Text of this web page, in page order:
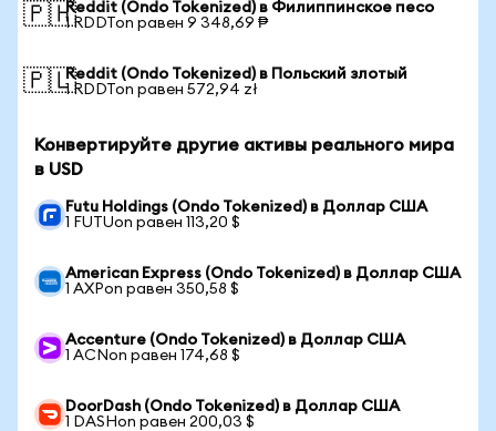
🇵🇭Reddit (Ondo Tokenized) в Филиппинское песо
1 RDDTon равен 9 348,69 ₱
🇵🇱Reddit (Ondo Tokenized) в Польский злотый
1 RDDTon равен 572,94 zł
Конвертируйте другие активы реального мира
в USD
Futu Holdings (Ondo Tokenized) в Доллар США
1 FUTUon равен 113,20 $
American Express (Ondo Tokenized) в Доллар США
1 AXPon равен 350,58 $
Accenture (Ondo Tokenized) в Доллар США
1 ACNon равен 174,68 $
DoorDash (Ondo Tokenized) в Доллар США
1 DASHon равен 200,03 $